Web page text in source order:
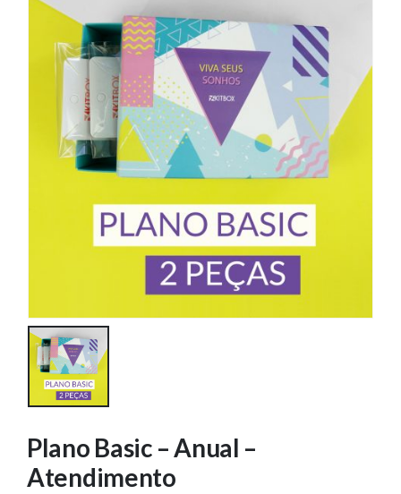
Plano Basic – Anual –
Atendimento